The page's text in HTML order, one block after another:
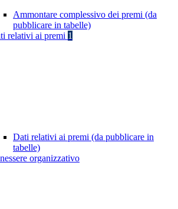
Ammontare complessivo dei premi (da
pubblicare in tabelle)
relativi ai premi 1
Dati relativi ai premi (da pubblicare in
tabelle)
organizzativo